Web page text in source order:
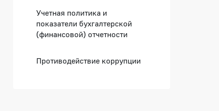
Учетная политика и
показатели бухгалтерской
(финансовой) отчетности
Противодействие коррупции